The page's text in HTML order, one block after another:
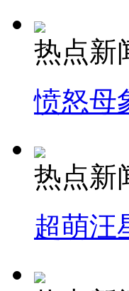
热点新
愤怒母
热点新
超萌汪